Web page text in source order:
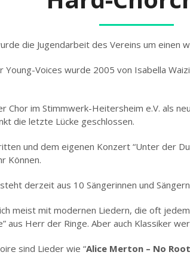
die Jugendarbeit des Vereins um einen
Young-Voices wurde 2005 von Isabella
Chor im Stimmwerk-Heitersheim e.V. als
die letzte Lücke geschlossen.
und dem eigenen Konzert “Unter der
Können.
derzeit aus 10 Sängerinnen und
meist mit modernen Liedern, die oft
aus Herr der Ringe. Aber auch Klassiker
sind Lieder wie “Alice Merton – No